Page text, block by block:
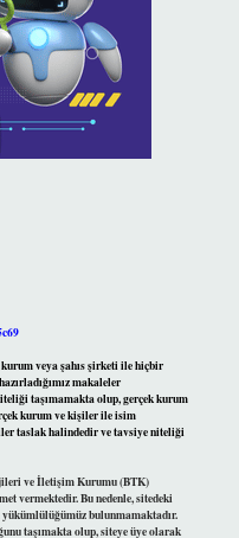
veya şahıs şirketi ile hiçbir
makaleler
taşımamakta olup, gerçek kurum
kurum ve kişiler ile isim
taslak halindedir ve tavsiye niteliği
ve İletişim Kurumu (BTK)
vermektedir. Bu nedenle, sitedeki
bulunmamaktadır.
taşımakta olup, siteye üye olarak